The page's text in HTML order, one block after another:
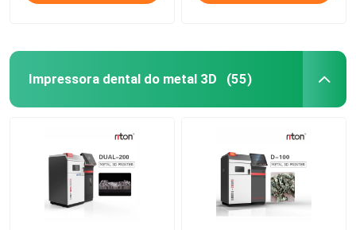
Máquina de dobra de fios DMIS-V1
Impressora dental do metal 3D (55)